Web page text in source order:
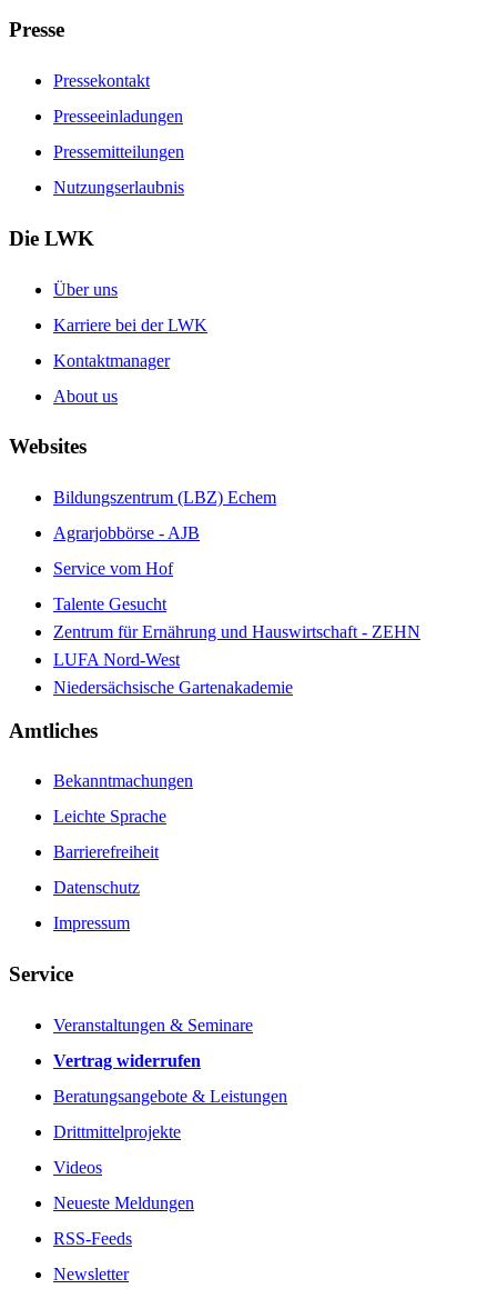
Presse
Pressekontakt
Presseeinladungen
Pressemitteilungen
Nutzungserlaubnis
Die LWK
Über uns
Karriere bei der LWK
Kontaktmanager
About us
Websites
Bildungszentrum (LBZ) Echem
Agrarjobbörse - AJB
Service vom Hof
Talente Gesucht
Zentrum für Ernährung und Hauswirtschaft - ZEHN
LUFA Nord-West
Niedersächsische Gartenakademie
Amtliches
Bekanntmachungen
Leichte Sprache
Barrierefreiheit
Datenschutz
Impressum
Service
Veranstaltungen & Seminare
Vertrag widerrufen
Beratungsangebote & Leistungen
Drittmittelprojekte
Videos
Neueste Meldungen
RSS-Feeds
Newsletter